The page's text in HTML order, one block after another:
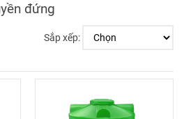
đứng
Sắp xếp: